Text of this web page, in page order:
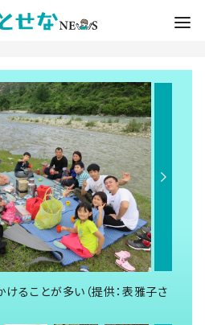
ることが多い（提供：表雅子さ